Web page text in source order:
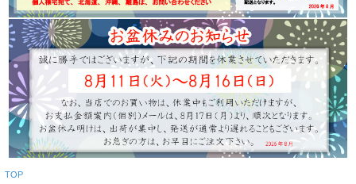
TOP